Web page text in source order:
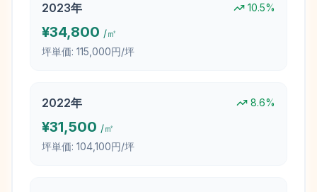
2023年 10.5%
¥34,800 /㎡
坪単価: 115,000円/坪
2022年 8.6%
¥31,500 /㎡
坪単価: 104,100円/坪